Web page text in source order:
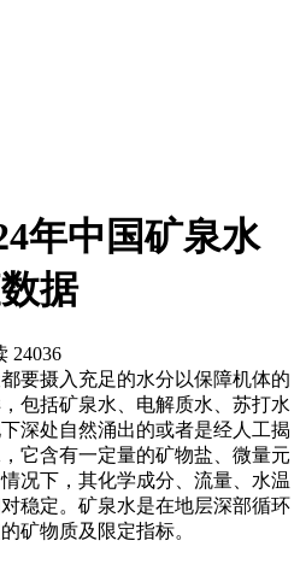
年中国矿泉水
据
24036
要摄入充足的水分以保障机体的
包括矿泉水、电解质水、苏打水
深处自然涌出的或者是经人工揭
它含有一定量的矿物盐、微量元
况下，其化学成分、流量、水温
稳定。矿泉水是在地层深部循环
矿物质及限定指标。